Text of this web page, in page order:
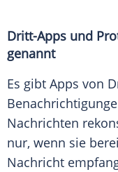
Dritt-Apps und
genannt
Es gibt Apps von
Nachrichten
nur, wenn sie
Nachricht